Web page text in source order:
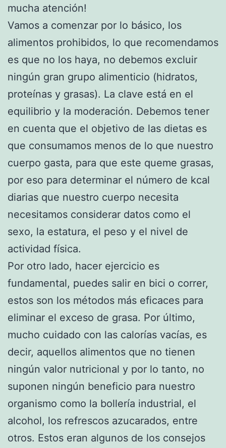
mucha atención!
Vamos a comenzar por lo básico, los
alimentos prohibidos, lo que recomendamos
es que no los haya, no debemos excluir
ningún gran grupo alimenticio (hidratos,
proteínas y grasas). La clave está en el
equilibrio y la moderación. Debemos tener
en cuenta que el objetivo de las dietas es
que consumamos menos de lo que nuestro
cuerpo gasta, para que este queme grasas,
por eso para determinar el número de kcal
diarias que nuestro cuerpo necesita
necesitamos considerar datos como el
sexo, la estatura, el peso y el nivel de
actividad física.
Por otro lado, hacer ejercicio es
fundamental, puedes salir en bici o correr,
estos son los métodos más eficaces para
eliminar el exceso de grasa. Por último,
mucho cuidado con las calorías vacías, es
decir, aquellos alimentos que no tienen
ningún valor nutricional y por lo tanto, no
suponen ningún beneficio para nuestro
organismo como la bollería industrial, el
alcohol, los refrescos azucarados, entre
otros. Estos eran algunos de los consejos